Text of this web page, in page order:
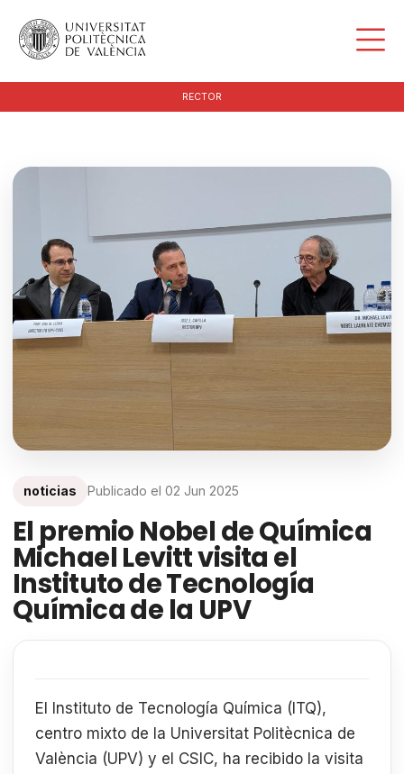
RECTOR
noticias Publicado el 02 Jun 2025
El premio Nobel de Química
Michael Levitt visita el
Instituto de Tecnología
Química de la UPV
El Instituto de Tecnología Química (ITQ),
centro mixto de la Universitat Politècnica de
València (UPV) y el CSIC, ha recibido la visita